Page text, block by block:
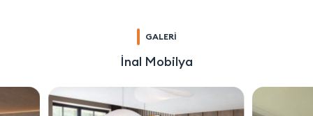
GALERİ
İnal Mobilya